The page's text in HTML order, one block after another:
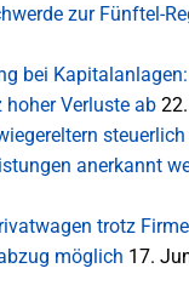
zur Fünftel-
bei
Verluste ab
anerkannt
trotz
möglich 17.